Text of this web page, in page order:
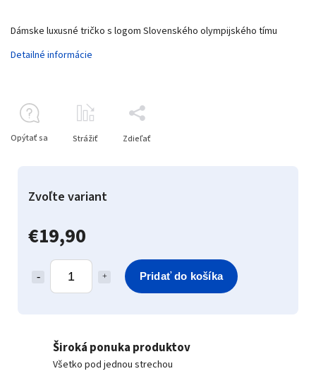
€19,90
Pridať do košíka
Zvoľte variant
Dámske luxusné tričko s logom Slovenského olympijského tímu
Detailné informácie
Opýtať sa Strážiť Zdieľať
Široká ponuka produktov
Všetko pod jednou strechou